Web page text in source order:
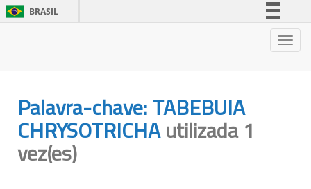
BRASIL
Legislação
Canais
Palavra-chave: TABEBUIA
CHRYSOTRICHAutilizada 1
vez(es)